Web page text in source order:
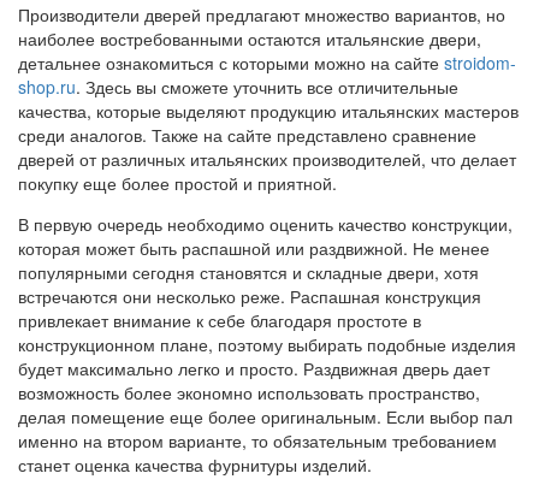
Производители дверей предлагают множество вариантов, но
наиболее востребованными остаются итальянские двери,
детальнее ознакомиться с которыми можно на сайте stroidom-
shop.ru. Здесь вы сможете уточнить все отличительные
качества, которые выделяют продукцию итальянских мастеров
среди аналогов. Также на сайте представлено сравнение
дверей от различных итальянских производителей, что делает
покупку еще более простой и приятной.
В первую очередь необходимо оценить качество конструкции,
которая может быть распашной или раздвижной. Не менее
популярными сегодня становятся и складные двери, хотя
встречаются они несколько реже. Распашная конструкция
привлекает внимание к себе благодаря простоте в
конструкционном плане, поэтому выбирать подобные изделия
будет максимально легко и просто. Раздвижная дверь дает
возможность более экономно использовать пространство,
делая помещение еще более оригинальным. Если выбор пал
именно на втором варианте, то обязательным требованием
станет оценка качества фурнитуры изделий.